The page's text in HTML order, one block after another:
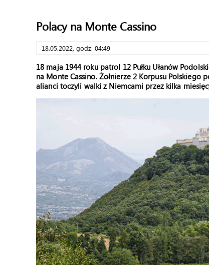
Polacy na Monte Cassino
18.05.2022, godz. 04:49
18 maja 1944 roku patrol 12 Pułku Ułanów
na Monte Cassino. Żołnierze 2 Korpusu Polskiego
alianci toczyli walki z Niemcami przez kilka